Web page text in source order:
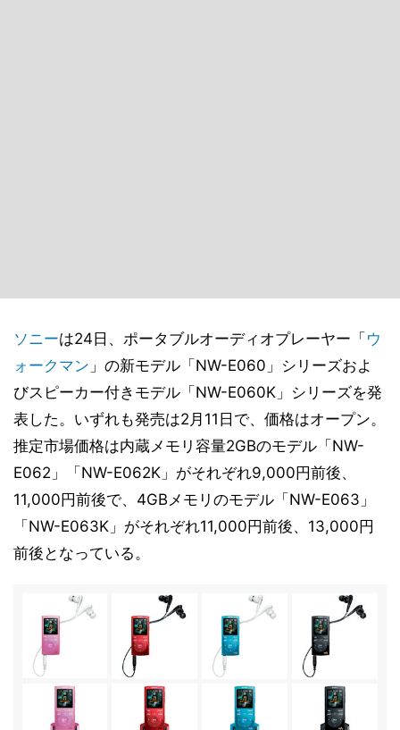
ソニーは24日、ポータブルオーディオプレーヤー「 ウ
ォークマン 」の新モデル「NW-E060」シリーズおよ
びスピーカー付きモデル「NW-E060K」シリーズを発
表した。いずれも発売は2月11日で、価格はオープン。
推定市場価格は内蔵メモリ容量2GBのモデル「NW-
E062」「NW-E062K」がそれぞれ9,000円前後、
11,000円前後で、4GBメモリのモデル「NW-E063」
「NW-E063K」がそれぞれ11,000円前後、13,000円
前後となっている。